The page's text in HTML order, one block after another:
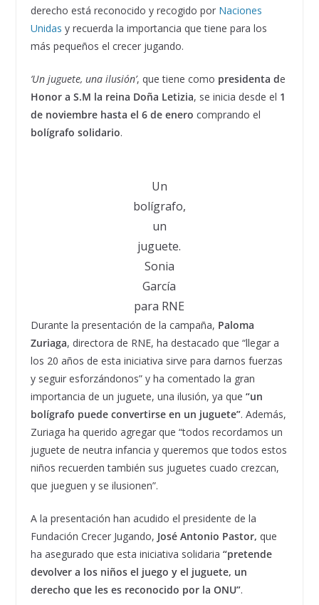
derecho está reconocido y recogido por Naciones
Unidas y recuerda la importancia que tiene para los
más pequeños el crecer jugando.
‘Un juguete, una ilusión’, que tiene como presidenta de
Honor a S.M la reina Doña Letizia, se inicia desde el 1
de noviembre hasta el 6 de enero comprando el
bolígrafo solidario.
Un
bolígrafo,
un
juguete.
Sonia
García
para RNE
Durante la presentación de la campaña, Paloma
Zuriaga, directora de RNE, ha destacado que “llegar a
los 20 años de esta iniciativa sirve para darnos fuerzas
y seguir esforzándonos” y ha comentado la gran
importancia de un juguete, una ilusión, ya que “un
bolígrafo puede convertirse en un juguete”. Además,
Zuriaga ha querido agregar que “todos recordamos un
juguete de neutra infancia y queremos que todos estos
niños recuerden también sus juguetes cuado crezcan,
que jueguen y se ilusionen”.
A la presentación han acudido el presidente de la
Fundación Crecer Jugando, José Antonio Pastor, que
ha asegurado que esta iniciativa solidaria “pretende
devolver a los niños el juego y el juguete, un
derecho que les es reconocido por la ONU”.